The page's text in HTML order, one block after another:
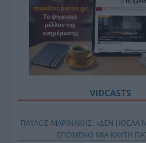
VIDCASTS
ΠΑΥΛΟΣ ΜΑΡΙΝΑΚΗΣ: «ΔΕΝ ΗΘΕΛΑ
ΕΠΟΜΕΝΟ ΜΙΑ ΚΑΥΤΗ